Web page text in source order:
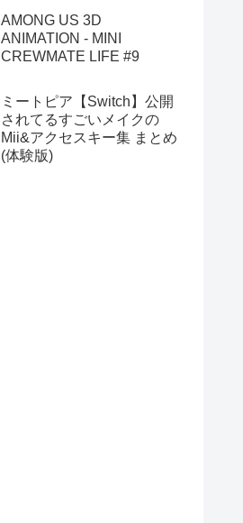
AMONG US 3D
ANIMATION - MINI
CREWMATE LIFE #9
ミートピア【Switch】公開
されてるすごいメイクの
Mii&アクセスキー集 まとめ
(体験版)